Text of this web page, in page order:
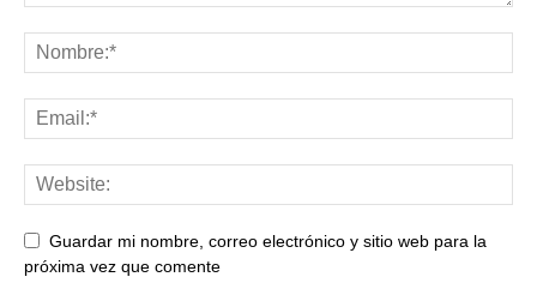
Guardar mi nombre, correo electrónico y sitio web para la
próxima vez que comente